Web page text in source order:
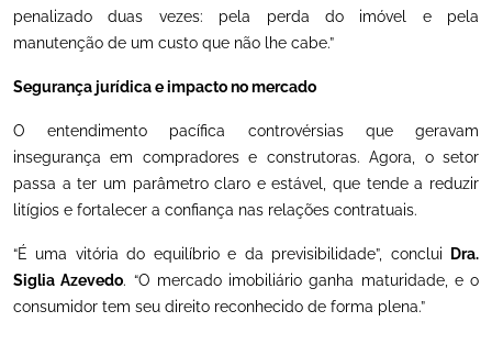
penalizado duas vezes: pela perda do imóvel e pela
manutenção de um custo que não lhe cabe.”
Segurança jurídica e impacto no mercado
O entendimento pacífica controvérsias que geravam
insegurança em compradores e construtoras. Agora, o setor
passa a ter um parâmetro claro e estável, que tende a reduzir
litígios e fortalecer a confiança nas relações contratuais.
“É uma vitória do equilíbrio e da previsibilidade”, conclui Dra.
Siglia Azevedo. “O mercado imobiliário ganha maturidade, e o
consumidor tem seu direito reconhecido de forma plena.”